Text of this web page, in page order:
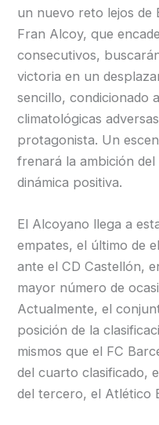
un nuevo reto lejos de
Fran Alcoy, que
consecutivos,
victoria en un
sencillo, condicionado
climatológicas
protagonista. Un
frenará la ambición
dinámica positiva.
El Alcoyano llega a
empates, el último de
ante el CD Castellón,
mayor número de
Actualmente, el
posición de la
mismos que el FC
del cuarto clasificado,
del tercero, el Atlético